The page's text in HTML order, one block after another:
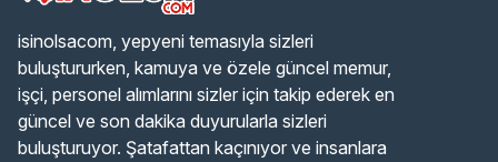
isinolsacom, yepyeni temasıyla sizleri
buluştururken, kamuya ve özele güncel memur,
işçi, personel alımlarını sizler için takip ederek en
güncel ve son dakika duyurularla sizleri
buluşturuyor. Şatafattan kaçınıyor ve insanlara